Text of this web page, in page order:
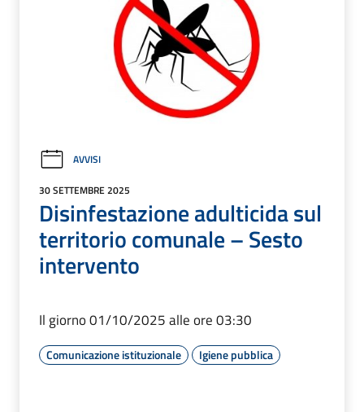
AVVISI
30 SETTEMBRE 2025
Disinfestazione adulticida sul
territorio comunale – Sesto
intervento
Il giorno 01/10/2025 alle ore 03:30
Comunicazione istituzionale Igiene pubblica